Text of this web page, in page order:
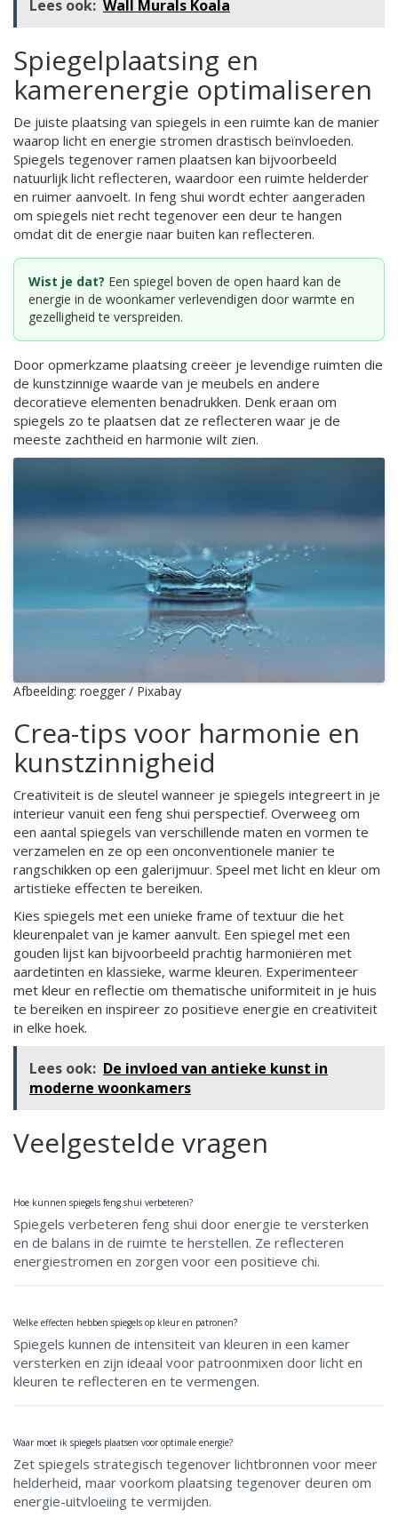
Lees ook: Wall Murals Koala
Spiegelplaatsing en
kamerenergie optimaliseren
De juiste plaatsing van spiegels in een ruimte kan de manier
waarop licht en energie stromen drastisch beïnvloeden.
Spiegels tegenover ramen plaatsen kan bijvoorbeeld
natuurlijk licht reflecteren, waardoor een ruimte helderder
en ruimer aanvoelt. In feng shui wordt echter aangeraden
om spiegels niet recht tegenover een deur te hangen
omdat dit de energie naar buiten kan reflecteren.
Wist je dat? Een spiegel boven de open haard kan de
energie in de woonkamer verlevendigen door warmte en
gezelligheid te verspreiden.
Door opmerkzame plaatsing creëer je levendige ruimten die
de kunstzinnige waarde van je meubels en andere
decoratieve elementen benadrukken. Denk eraan om
spiegels zo te plaatsen dat ze reflecteren waar je de
meeste zachtheid en harmonie wilt zien.
Afbeelding: roegger / Pixabay
Crea-tips voor harmonie en
kunstzinnigheid
Creativiteit is de sleutel wanneer je spiegels integreert in je
interieur vanuit een feng shui perspectief. Overweeg om
een aantal spiegels van verschillende maten en vormen te
verzamelen en ze op een onconventionele manier te
rangschikken op een galerijmuur. Speel met licht en kleur om
artistieke effecten te bereiken.
Kies spiegels met een unieke frame of textuur die het
kleurenpalet van je kamer aanvult. Een spiegel met een
gouden lijst kan bijvoorbeeld prachtig harmoniëren met
aardetinten en klassieke, warme kleuren. Experimenteer
met kleur en reflectie om thematische uniformiteit in je huis
te bereiken en inspireer zo positieve energie en creativiteit
in elke hoek.
Lees ook: De invloed van antieke kunst in
moderne woonkamers
Veelgestelde vragen
Hoe kunnen spiegels feng shui verbeteren?
Spiegels verbeteren feng shui door energie te versterken
en de balans in de ruimte te herstellen. Ze reflecteren
energiestromen en zorgen voor een positieve chi.
Welke effecten hebben spiegels op kleur en patronen?
Spiegels kunnen de intensiteit van kleuren in een kamer
versterken en zijn ideaal voor patroonmixen door licht en
kleuren te reflecteren en te vermengen.
Waar moet ik spiegels plaatsen voor optimale energie?
Zet spiegels strategisch tegenover lichtbronnen voor meer
helderheid, maar voorkom plaatsing tegenover deuren om
energie-uitvloeiing te vermijden.